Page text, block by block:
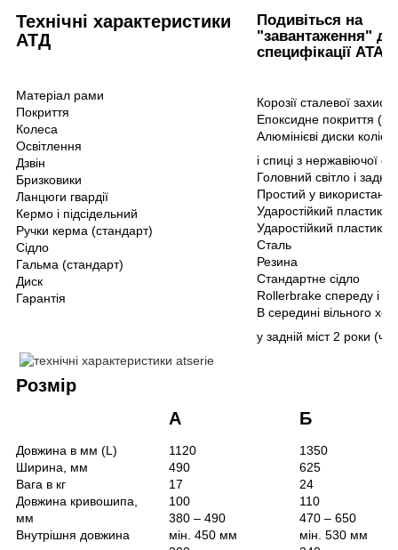
Технічні характеристики
АТД
Подивіться на
"завантаження"
специфікації ATA
Матеріал рами
Покриття
Колеса
Освітлення
Дзвін
Бризковики
Ланцюги гвардії
Кермо і підсідельний
Ручки керма (стандарт)
Сідло
Гальма (стандарт)
Диск
Гарантія
Корозії сталевої
Епоксидне покриття
Алюмінієві диски
і спиці з нержавіючої
Головний світло і
Простий у використанні
Ударостійкий пластик
Ударостійкий пластик
Сталь
Резина
Стандартне сідло
Rollerbrake спереду і
В середині вільного
у задній міст 2 роки
Розмір
А
Б
Довжина в мм (L)
Ширина, мм
Вага в кг
Довжина кривошипа,
мм
Внутрішня довжина
1120
490
17
100
380 – 490
мін. 450 мм
1350
625
24
110
470 – 650
мін. 530 мм